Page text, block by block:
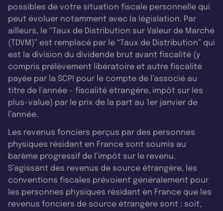
possibles de votre situation fiscale personnelle qui
peut évoluer notamment avec la législation. Par
ailleurs, le “Taux de Distribution sur Valeur de Marché
(TDVM)” est remplacé par le “Taux de Distribution” qui
est la division du dividende brut avant fiscalité (y
compris prélèvement libératoire et autre fiscalité
payée par la SCPI pour le compte de l’associé au
titre de l’année - fiscalité étrangère, impôt sur les
plus-value) par le prix de la part au 1er janvier de
l’année.
Les revenus fonciers perçus par des personnes
physiques résidant en France sont soumis au
barème progressif de l’impôt sur le revenu.
S’agissant des revenus de source étrangère, les
conventions fiscales prévoient généralement pour
les personnes physiques résidant en France que les
revenus fonciers de source étrangère sont : soit,